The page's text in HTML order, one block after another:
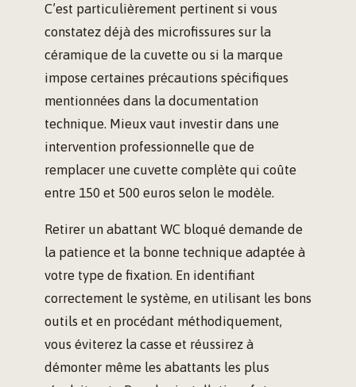
C’est particulièrement pertinent si vous
constatez déjà des microfissures sur la
céramique de la cuvette ou si la marque
impose certaines précautions spécifiques
mentionnées dans la documentation
technique. Mieux vaut investir dans une
intervention professionnelle que de
remplacer une cuvette complète qui coûte
entre 150 et 500 euros selon le modèle.
Retirer un abattant WC bloqué demande de
la patience et la bonne technique adaptée à
votre type de fixation. En identifiant
correctement le système, en utilisant les bons
outils et en procédant méthodiquement,
vous éviterez la casse et réussirez à
démonter même les abattants les plus